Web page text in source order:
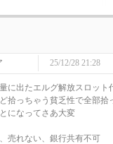
25/12/28 21:28
に出たエルグ解放スロット
拾っちゃう貧乏性で全部拾
になってさあ大変
売れない、銀行共有不可